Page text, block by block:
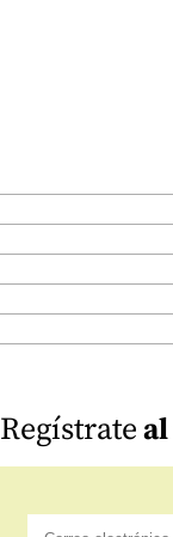
Regístrate